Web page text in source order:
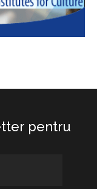
pentru